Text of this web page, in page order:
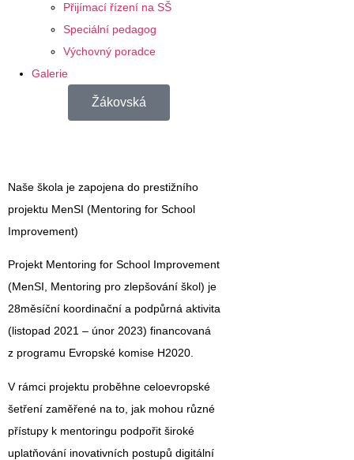
Přijímací řízení na SŠ
Speciální pedagog
Výchovný poradce
Galerie
Žákovská
Naše škola je zapojena do prestižního
projektu MenSI (Mentoring for School
Improvement)
Projekt Mentoring for School Improvement
(MenSI, Mentoring pro zlepšování škol) je
28měsíční koordinační a podpůrná aktivita
(listopad 2021 – únor 2023) financovaná
z programu Evropské komise H2020.
V rámci projektu proběhne celoevropské
šetření zaměřené na to, jak mohou různé
přístupy k mentoringu podpořit široké
uplatňování inovativních postupů digitální